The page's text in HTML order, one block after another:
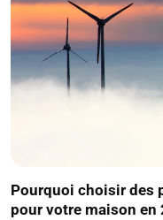
Pourquoi choisir des
pour votre maison en